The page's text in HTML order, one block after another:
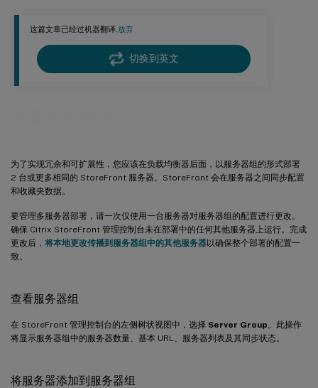
这篇文章已经过机器翻译.放弃
切换到英文
为了实现冗余和可扩展性，您应该在负载均衡器后面，以服务器组的形式部署
2 台或更多相同的 StoreFront 服务器。StoreFront 会在服务器之间同步配置
和收藏夹数据。
要管理多服务器部署，请一次仅使用一台服务器对服务器组的配置进行更改。
确保 Citrix StoreFront 管理控制台未在部署中的任何其他服务器上运行。完成
更改后， 将本地更改传播到服务器组中的其他服务器以确保整个部署的配置一
致。
查看服务器组
在 StoreFront 管理控制台的左侧树状视图中，选择 Server Group 。此操作
将显示服务器组中的服务器数量、基本 URL、服务器列表及其同步状态。
将服务器添加到服务器组